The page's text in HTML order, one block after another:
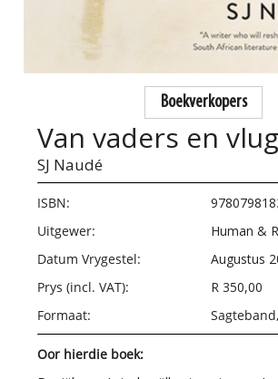
Boekverkopers
Van vaders en
SJ Naudé
ISBN:
Uitgewer:
Human &
Datum Vrygestel:
Augustus
Prys (incl. VAT):
R 350,00
Formaat:
Oor hierdie boek: